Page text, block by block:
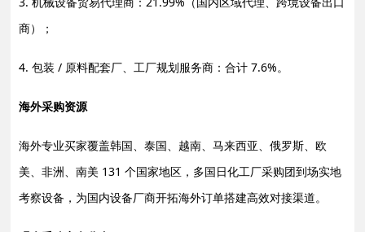
商）；
4. 包装 / 原料配套厂、工厂规划服务商：合计 7.6%。
海外采购资源
海外专业买家覆盖韩国、泰国、越南、马来西亚、俄罗斯、欧
美、非洲、南美 131 个国家地区，多国日化工厂采购团到场实地
考察设备，为国内设备厂商开拓海外订单搭建高效对接渠道。